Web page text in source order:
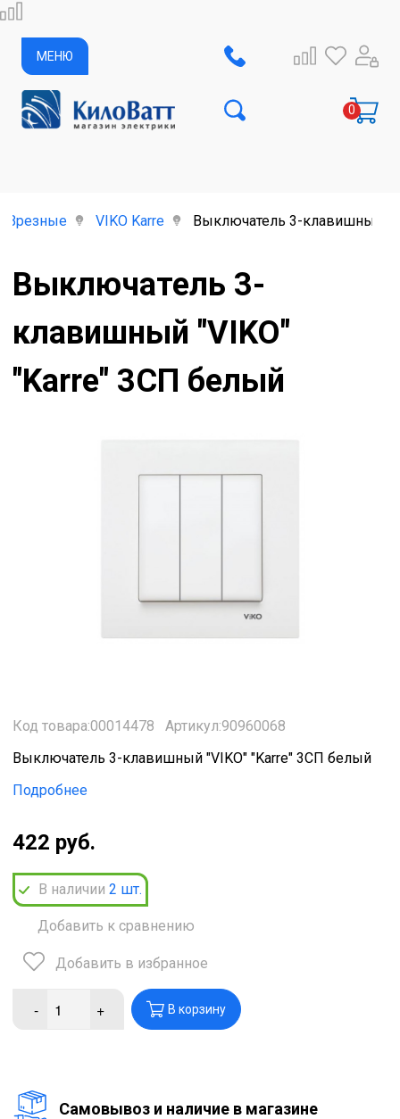
МЕНЮ
Врезные VIKO Karre Выключатель 3-клавишный
Выключатель 3-
клавишный "VIKO"
"Karre" 3СП белый
Код товара:00014478
Артикул:90960068
Выключатель 3-клавишный "VIKO" "Karre" 3СП белый
Подробнее
422 руб.
В наличии 2 шт.
Добавить к сравнению
Добавить в избранное
- + В корзину
Cамовывоз и наличие в магазине